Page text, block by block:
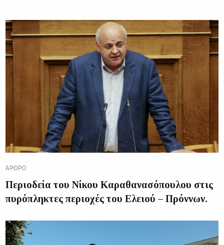
ΆΡΘΡΟ
Περιοδεία του Νίκου Καραθανασόπουλου στις
πυρόπληκτες περιοχές του Ελειού – Πρόννων.